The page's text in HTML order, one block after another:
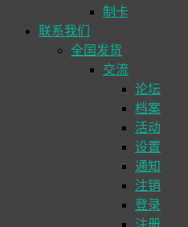
制卡
联系我们
全国发货
交流
论坛
档案
活动
设置
通知
注销
登录
注册